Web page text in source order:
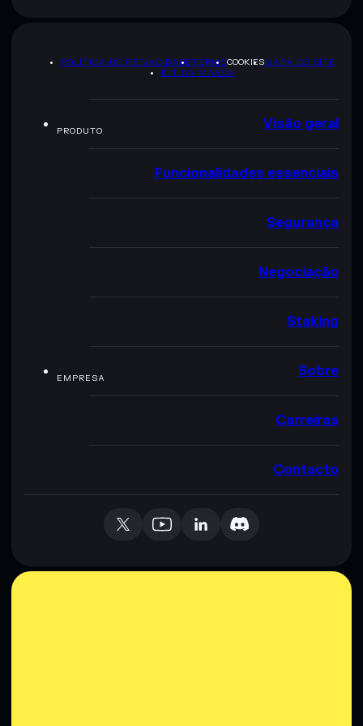
POLÍTICA DE PRIVACIDADETERMSCOOKIESMAPA DO SITE
KIT DA MARCA
PRODUTO Visão geral
Funcionalidades essenciais
Segurança
Negociação
Staking
EMPRESA Sobre
Carreiras
Contacto